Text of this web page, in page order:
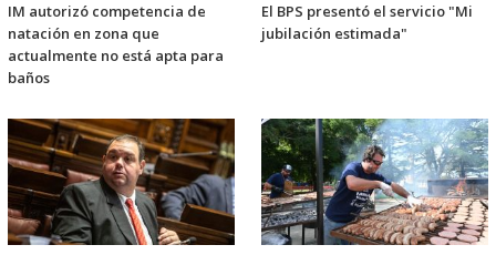
IM autorizó competencia de
natación en zona que
actualmente no está apta para
baños
El BPS presentó el servicio "Mi
jubilación estimada"